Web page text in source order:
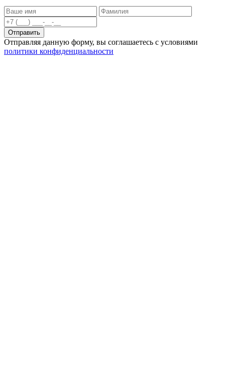
Отправить
Отправляя данную форму, вы соглашаетесь с условиями
политики конфиденциальности